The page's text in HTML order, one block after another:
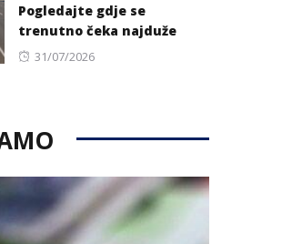
Pogledajte gdje se
trenutno čeka najduže
Posted
31/07/2026